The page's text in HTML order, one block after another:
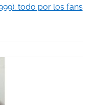
todo por los fans